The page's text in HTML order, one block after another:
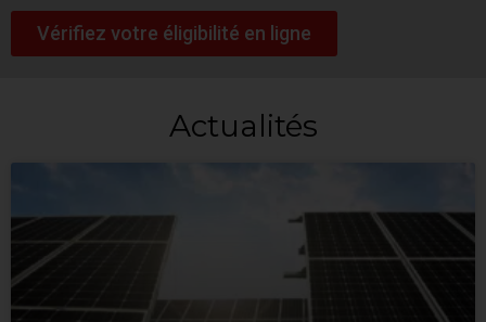
Vérifiez votre éligibilité en ligne
Actualités